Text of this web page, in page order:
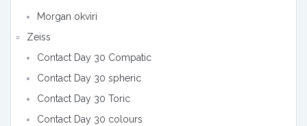
Morgan okviri
Zeiss
Contact Day 30 Compatic
Contact Day 30 spheric
Contact Day 30 Toric
Contact Day 30 colours